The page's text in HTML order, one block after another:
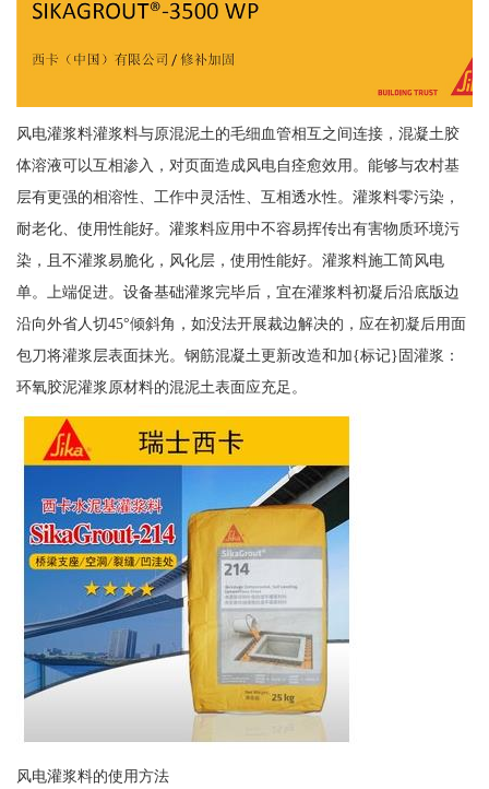
风电灌浆料灌浆料与原混泥土的毛细血管相互之间连接，混凝土胶
体溶液可以互相渗入，对页面造成风电自痊愈效用。能够与农村基
层有更强的相溶性、工作中灵活性、互相透水性。灌浆料零污染，
耐老化、使用性能好。灌浆料应用中不容易挥传出有害物质环境污
染，且不灌浆易脆化，风化层，使用性能好。灌浆料施工简风电
单。上端促进。设备基础灌浆完毕后，宜在灌浆料初凝后沿底版边
沿向外省人切45°倾斜角，如没法开展裁边解决的，应在初凝后用面
包刀将灌浆层表面抹光。钢筋混凝土更新改造和加{标记}固灌浆：
环氧胶泥灌浆原材料的混泥土表面应充足。
风电灌浆料的使用方法